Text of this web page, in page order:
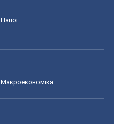
Напої
Макроекономіка